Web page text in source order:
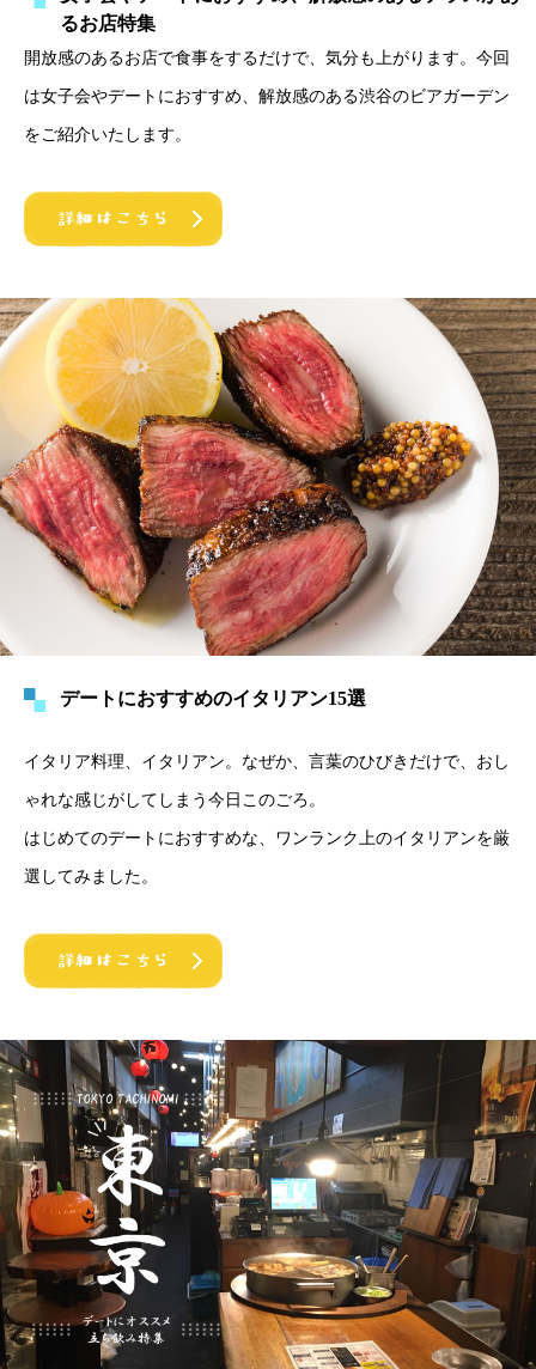
るお店特集
開放感のあるお店で食事をするだけで、気分も上がります。今回
は女子会やデートにおすすめ、解放感のある渋谷のビアガーデン
をご紹介いたします。
デートにおすすめのイタリアン15選
イタリア料理、イタリアン。なぜか、言葉のひびきだけで、おし
ゃれな感じがしてしまう今日このごろ。
はじめてのデートにおすすめな、ワンランク上のイタリアンを厳
選してみました。